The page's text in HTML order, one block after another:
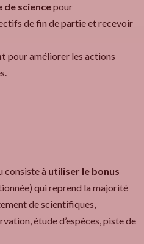
de sciencepour
de fin de partie et recevoir
pour améliorer les actions
consiste à utiliser le bonus
qui reprend la majorité
de scientifiques,
étude d’espèces, piste de